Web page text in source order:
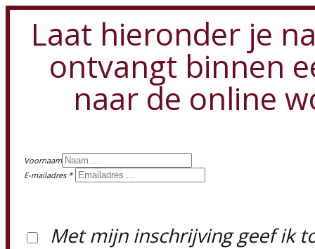
Laat hieronder je
ontvangt binnen
naar de online
Voornaam
E-mailadres
Met mijn inschrijving geef ik